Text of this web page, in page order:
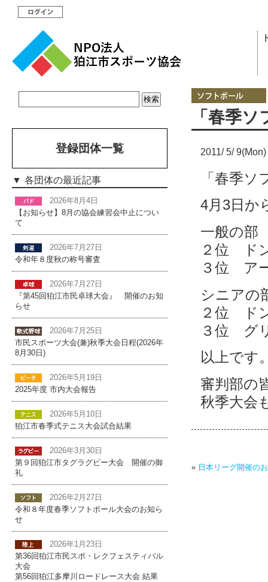
「春季
2011/ 5/ 9(Mon)
「春季
4月3日か
一般の
２位 ド
３位 ア
シニア
２位 ド
３位 グ
以上です
審判部の
秋季大会
« 日本リーグ開催の
登録団体一覧
各団体の最近記事
2026年8月4日
【お知らせ】8月の協会練習会中止につい
て
2026年7月27日
令和年８度秋の称号審査
2026年7月27日
『第45回狛江市民卓球大会』 開催のお知
らせ
2026年7月25日
市民スポーツ大会(兼)秋季大会日程(2026年
8月30日)
2026年5月19日
2025年度 市内大会報告
2026年5月10日
狛江市春季式テニス大会試合結果
2026年3月30日
第９回狛江市タグラグビー大会 開催の御
礼
2026年2月27日
令和８年度春季ソフトボール大会のお知ら
せ
2026年1月23日
第36回狛江市民スポ・レクフェスティバル
大会
第56回狛江多摩川ロードレース大会 結果